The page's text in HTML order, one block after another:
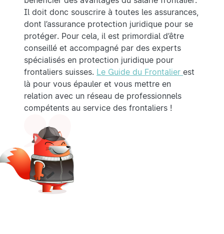
Il doit donc souscrire à toutes les assurances,
dont l’assurance protection juridique pour se
protéger. Pour cela, il est primordial d’être
conseillé et accompagné par des experts
spécialisés en protection juridique pour
frontaliers suisses. Le Guide du Frontalier est
là pour vous épauler et vous mettre en
relation avec un réseau de professionnels
compétents au service des frontaliers !